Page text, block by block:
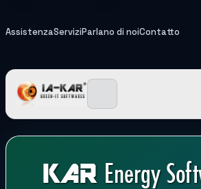
AssistenzaServiziParlano di noiContatto
IA-KAR -